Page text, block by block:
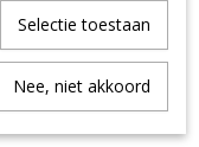
bit er niet bij?
helpen je graag!
bij KNHS
Selectie toestaan
Nee, niet akkoord